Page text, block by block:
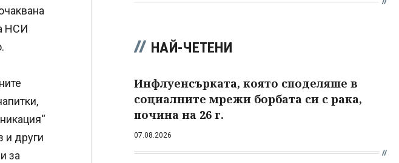
НСИ
и други
за
НАЙ-ЧЕТЕНИ
Инфлуенсърката, която споделяше в
социалните мрежи борбата си с рака,
почина на 26 г.
07.08.2026